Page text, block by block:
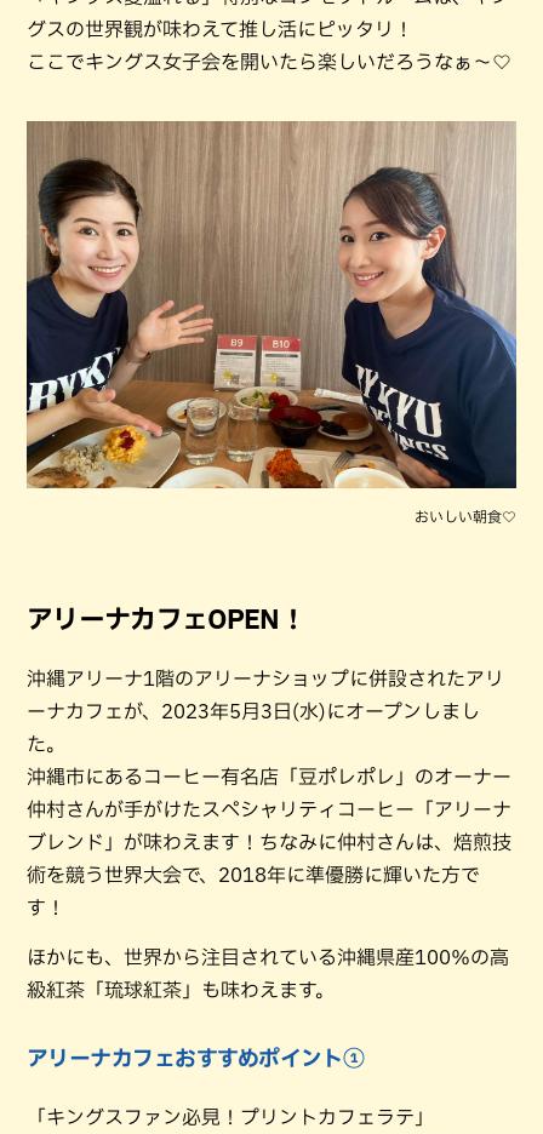
グスの世界観が味わえて推し活にピッタリ！
ここでキングス女子会を開いたら楽しいだろうなぁ～♡
おいしい朝食♡
アリーナカフェOPEN！
沖縄アリーナ1階のアリーナショップに併設されたアリ
ーナカフェが、2023年5月3日(水)にオープンしまし
た。
沖縄市にあるコーヒー有名店「豆ポレポレ」のオーナー
仲村さんが手がけたスペシャリティコーヒー「アリーナ
ブレンド」が味わえます！ちなみに仲村さんは、焙煎技
術を競う世界大会で、2018年に準優勝に輝いた方で
す！
ほかにも、世界から注目されている沖縄県産100％の高
級紅茶「琉球紅茶」も味わえます。
アリーナカフェおすすめポイント①
「キングスファン必見！プリントカフェラテ」